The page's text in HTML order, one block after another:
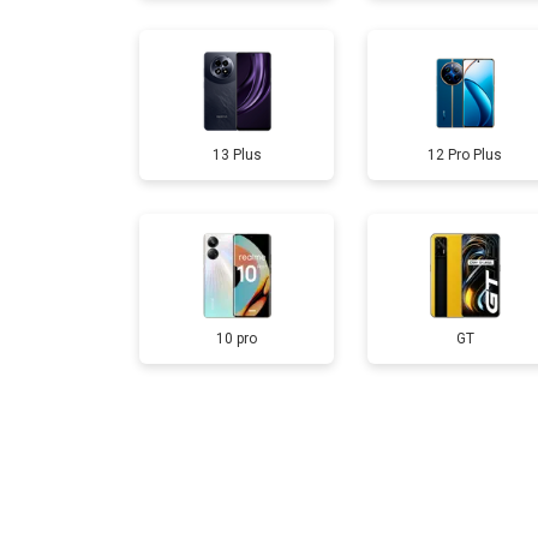
Замена аккумулятора
Замена кнопки включения
Ремонт цепи питания
Ремонт динамика
13 Plus 12 Pro Plus
10 pro GT